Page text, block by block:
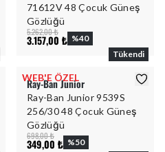
71612V 48 Çocuk Güneş
Gözlüğü
5.262,00 ₺
3.157,00 ₺ %40
WEB'E ÖZEL
Tükendi
Ray-Ban Junior
Ray-Ban Junior 9539S
256/30 48 Çocuk Güneş
Gözlüğü
698,00 ₺
349,00 ₺ %50